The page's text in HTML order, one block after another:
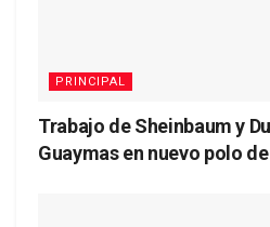
PRINCIPAL
Trabajo de Sheinbaum y
Guaymas en nuevo polo